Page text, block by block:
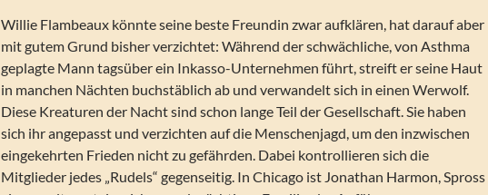
Willie Flambeaux könnte seine beste Freundin zwar aufklären, hat darauf aber
mit gutem Grund bisher verzichtet: Während der schwächliche, von Asthma
geplagte Mann tagsüber ein Inkasso-Unternehmen führt, streift er seine Haut
in manchen Nächten buchstäblich ab und verwandelt sich in einen Werwolf.
Diese Kreaturen der Nacht sind schon lange Teil der Gesellschaft. Sie haben
sich ihr angepasst und verzichten auf die Menschenjagd, um den inzwischen
eingekehrten Frieden nicht zu gefährden. Dabei kontrollieren sich die
Mitglieder jedes „Rudels“ gegenseitig. In Chicago ist Jonathan Harmon, Spross